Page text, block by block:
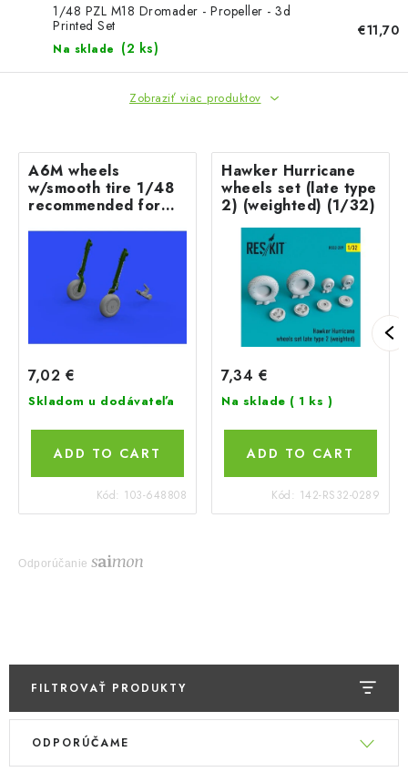
1/48 PZL M18 Dromader - Propeller - 3d
Printed Set
Na sklade (2 ks)
€11,70
Zobraziť viac produktov
A6M wheels
w/smooth tire 1/48
recommended for
7,02 €
Skladom u dodávateľa
ADD TO CART
Kód: 103-648808
Hawker Hurricane
wheels set (late type
2) (weighted) (1/32)
7,34 €
Na sklade ( 1 ks )
ADD TO CART
Kód: 142-RS32-0289
Odporúčanie
FILTROVAŤ PRODUKTY
V
R
ODPORÚČAME